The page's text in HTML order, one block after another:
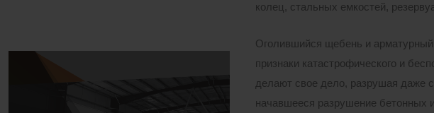
колец, стальных емкостей,
Оголившийся щебень и арматурный
признаки катастрофического и
делают свое дело, разрушая даже
начавшееся разрушение бетонных